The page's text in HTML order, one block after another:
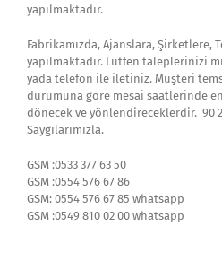
yapılmaktadır.
Fabrikamızda, Ajanslara, Şirketlere,
yapılmaktadır. Lütfen taleplerinizi
yada telefon ile iletiniz. Müşteri
durumuna göre mesai saatlerinde
dönecek ve yönlendireceklerdir. 90
Saygılarımızla.
GSM :0533 377 63 50
GSM :0554 576 67 86
GSM: 0554 576 67 85 whatsapp
GSM :0549 810 02 00 whatsapp